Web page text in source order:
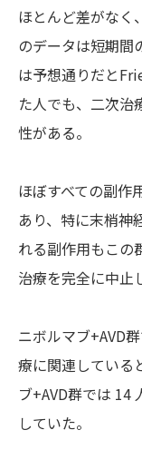
ほとんど差がなく
のデータは短期間
は予想通りだと
た人でも、二次治
性がある。
ほぼすべての副作
あり、特に末梢神
れる副作用もこの
治療を完全に中止
ニボルマブ+AVD
療に関連している
ブ+AVD群では 14
していた。